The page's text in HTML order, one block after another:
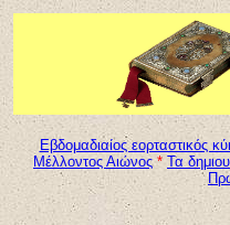
Εβδομαδιαίος εορταστικός
Μέλλοντος Αιώνος * Τα